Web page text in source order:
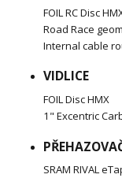
FOIL RC Disc
Road Race
Internal cable
VIDLICE
FOIL Disc HMX
1" Excentric
SRAM RIVAL